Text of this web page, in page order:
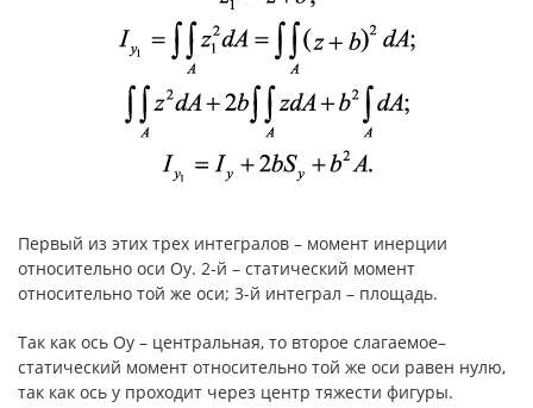
Первый из этих трех интегралов – момент инерции
относительно оси Оу. 2-й – статический момент
относительно той же оси; 3-й интеграл – площадь.
Так как ось Оу – центральная, то второе слагаемое–
статический момент относительно той же оси равен нулю,
так как ось у проходит через центр тяжести фигуры.